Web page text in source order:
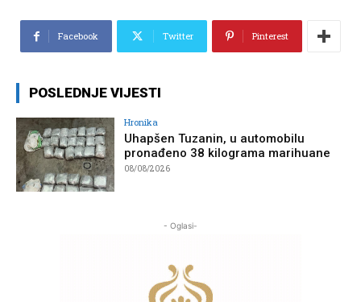
Facebook Twitter Pinterest
POSLEDNJE VIJESTI
Hronika
Uhapšen Tuzanin, u automobilu
pronađeno 38 kilograma marihuane
08/08/2026
- Oglasi-